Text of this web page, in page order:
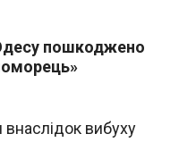
пошкоджено
вибуху